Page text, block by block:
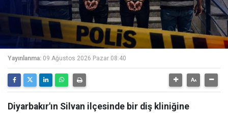
Yayınlanma: 09 Ağustos 2026 Pazar 08:40
Diyarbakır'ın Silvan ilçesinde bir diş kliniğine